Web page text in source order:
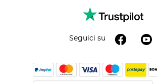
Seguici su